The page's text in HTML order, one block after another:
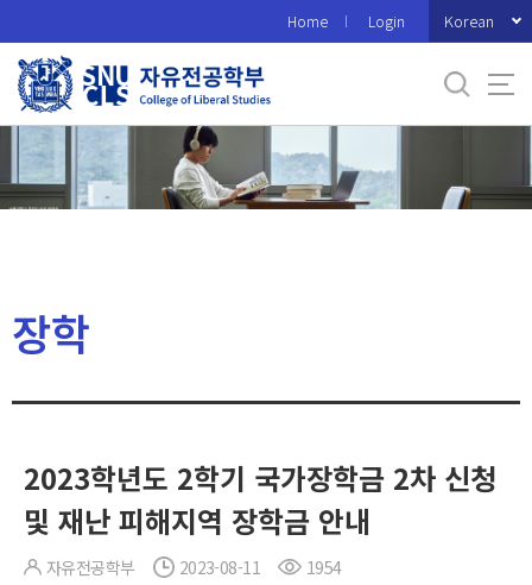
로
메
Home Login Korean
장학
2023학년도 2학기 국가장학금 2차 신청
및 재난 피해지역 장학금 안내
자유전공학부 2023-08-11 1954